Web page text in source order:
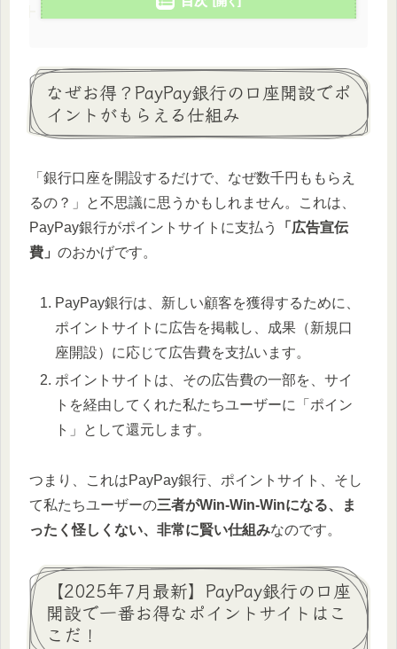
なぜお得？PayPay銀行の口座開設でポ
イントがもらえる仕組み
「銀行口座を開設するだけで、なぜ数千円ももらえ
るの？」と不思議に思うかもしれません。これは、
PayPay銀行がポイントサイトに支払う
「広告宣伝
費」 のおかげです。
PayPay銀行は、新しい顧客を獲得するために、
ポイントサイトに広告を掲載し、成果（新規口
座開設）に応じて広告費を支払います。
ポイントサイトは、その広告費の一部を、サイ
トを経由してくれた私たちユーザーに「ポイン
ト」として還元します。
つまり、これはPayPay銀行、ポイントサイト、そし
て私たちユーザーの三者がWin-Win-Winになる、ま
ったく怪しくない、非常に賢い仕組みなのです。
【2025年7月最新】PayPay銀行の口座
開設で一番お得なポイントサイトはこ
こだ！